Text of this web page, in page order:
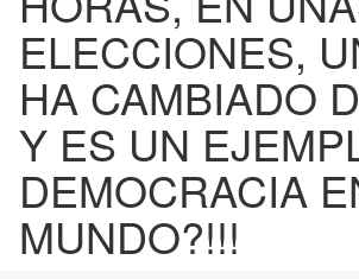
ELECCIONES,
HA CAMBIADO
Y ES UN
DEMOCRACIA
MUNDO?!!!